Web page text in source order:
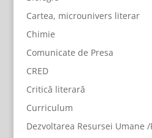
Cartea, microunivers literar
Chimie
Comunicate de Presa
CRED
Critică literară
Curriculum
Dezvoltarea Resursei Umane